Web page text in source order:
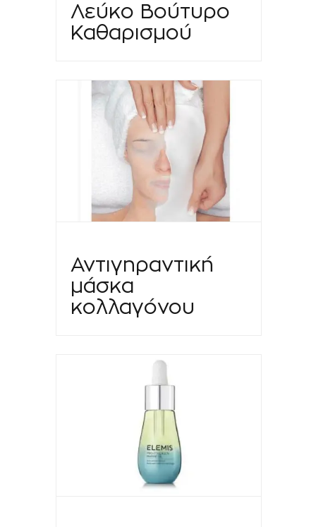
Λεύκο Βούτυρο
Καθαρισμού
Αντιγηραντική
μάσκα
κολλαγόνου